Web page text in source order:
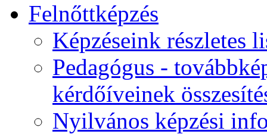
Felnőttképzés
Képzéseink részletes
Pedagógus -
kérdőíveinek
Nyilvános képzési